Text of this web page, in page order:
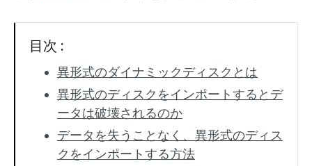
目次 :
異形式のダイナミックディスクとは
異形式のディスクをインポートするとデ
ータは破壊されるのか
データを失うことなく、異形式のディス
クをインポートする方法